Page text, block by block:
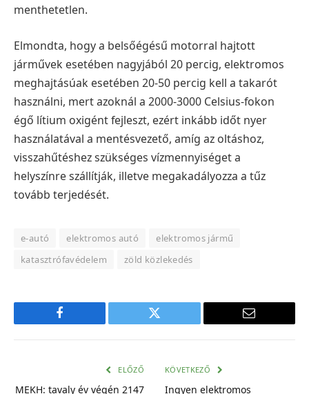
menthetetlen.
Elmondta, hogy a belsőégésű motorral hajtott
járművek esetében nagyjából 20 percig, elektromos
meghajtásúak esetében 20-50 percig kell a takarót
használni, mert azoknál a 2000-3000 Celsius-fokon
égő lítium oxigént fejleszt, ezért inkább időt nyer
használatával a mentésvezető, amíg az oltáshoz,
visszahűtéshez szükséges vízmennyiséget a
helyszínre szállítják, illetve megakadályozza a tűz
tovább terjedését.
e-autó elektromos autó
elektromos jármű
katasztrófavédelem
zöld közlekedés
Facebook Twitter
E-
ELŐZŐ
MEKH: tavaly év végén 2147
KÖVETKEZŐ
Ingyen elektromos